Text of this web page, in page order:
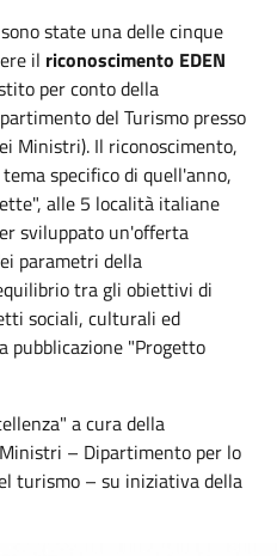
state una delle cinque
il riconoscimento EDEN
per conto della
del Turismo presso
Ministri). Il riconoscimento,
specifico di quell'anno,
alle 5 località italiane
sviluppato un'offerta
parametri della
tra gli obiettivi di
sociali, culturali ed
pubblicazione "Progetto
a cura della
– Dipartimento per lo
turismo – su iniziativa della